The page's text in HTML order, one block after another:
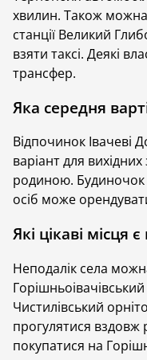
Чому варто
Івачеві?
Івачів Долішній —
Серет. Відпочинок в
спокоєм, красивою
мешканців міста.
можливість забути
комфорті найвищого
Івачів Долішній -
виявлено пам'ятки
Черняхівської
горезвісний
яким татари
світової село
Вам точно
хвилин. Також
станції Великий
взяти таксі. Деякі
трансфер.
Яка середня
Відпочинок
варіант для
родиною. Будиночок
осіб може
Які цікаві місця
Неподалік села
Чистилівський
прогулятися вздовж
покупатися на